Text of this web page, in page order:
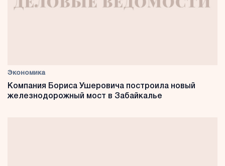
Экономика
Компания Бориса Ушеровича построила новый
железнодорожный мост в Забайкалье